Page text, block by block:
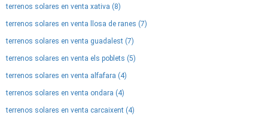
terrenos solares en venta xativa (8)
terrenos solares en venta llosa de ranes (7)
terrenos solares en venta guadalest (7)
terrenos solares en venta els poblets (5)
terrenos solares en venta alfafara (4)
terrenos solares en venta ondara (4)
terrenos solares en venta carcaixent (4)